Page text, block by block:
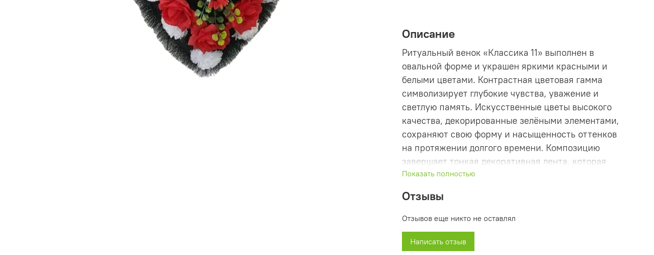
Описание
Ритуальный венок «Классика 11» выполнен в
овальной форме и украшен яркими красными и
белыми цветами. Контрастная цветовая гамма
символизирует глубокие чувства, уважение и
светлую память. Искусственные цветы высокого
качества, декорированные зелёными элементами,
сохраняют свою форму и насыщенность оттенков
на протяжении долгого времени. Композицию
завершает тонкая декоративная лента, которая
придаёт венку торжественный и законченный вид.
Особенности:
- Высота: 90 см
- Форма: овальная
- Цветовая палитра: сочетание красных и белых
Показать полностью
Отзывы
Отзывов еще никто не оставлял
Написать отзыв